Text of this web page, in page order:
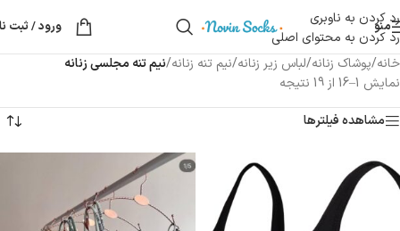
رد کردن به ناوبری
رد کردن به محتوای اصلی
منو ورود / ثبت
خانه/پوشاک زنانه/لباس زیر زنانه/نیم تنه زنانه/نیم تنه مجلسی زنانه
نمایش 1–16 از 19 نتیجه
مشاهده فیلترها